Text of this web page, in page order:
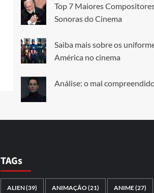
Top 7 Maiores
Sonoras do Cinema
Saiba mais sobre os
América no cinema
Análise: o mal
TAGs
ALIEN(39) ANIMAÇÃO(21) ANIME(27)